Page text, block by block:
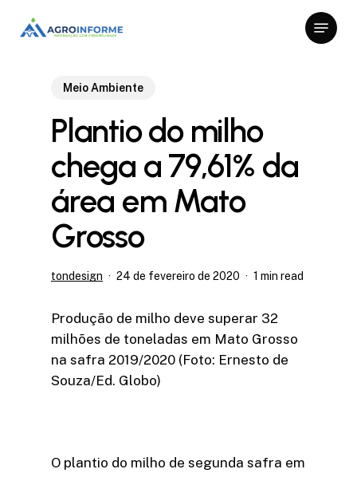
Menu
Meio Ambiente
Plantio do milho
chega a 79,61% da
área em Mato
Grosso
tondesign 24 de fevereiro de 2020 1 min read
Produção de milho deve superar 32
milhões de toneladas em Mato Grosso
na safra 2019/2020 (Foto: Ernesto de
Souza/Ed. Globo)
O plantio do milho de segunda safra em